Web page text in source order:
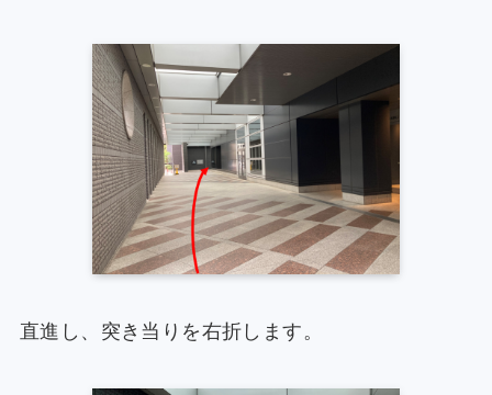
直進し、突き当りを右折します。